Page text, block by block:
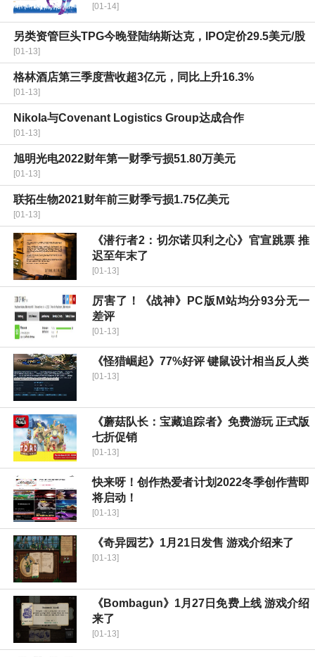
[01-14]
另类资管巨头TPG今晚登陆纳斯达克，IPO定价29.5美元/股
[01-13]
格林酒店第三季度营收超3亿元，同比上升16.3%
[01-13]
Nikola与Covenant Logistics Group达成合作
[01-13]
旭明光电2022财年第一财季亏损51.80万美元
[01-13]
联拓生物2021财年前三财季亏损1.75亿美元
[01-13]
《潜行者2：切尔诺贝利之心》官宣跳票 推
迟至年末了
[01-13]
厉害了！《战神》PC版M站均分93分无一
差评
[01-13]
《怪猎崛起》77%好评 键鼠设计相当反人类
[01-13]
《蘑菇队长：宝藏追踪者》免费游玩 正式版
七折促销
[01-13]
快来呀！创作热爱者计划2022冬季创作营即
将启动！
[01-13]
《奇异园艺》1月21日发售 游戏介绍来了
[01-13]
《Bombagun》1月27日免费上线 游戏介绍
来了
[01-13]